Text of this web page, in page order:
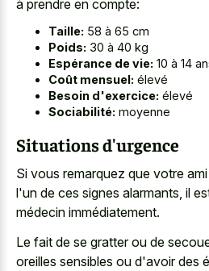
à prendre en compte:
Taille: 58 à 65 cm
Poids: 30 à 40 kg
Espérance de vie: 10 à 14
Coût mensuel: élevé
Besoin d'exercice: élevé
Sociabilité: moyenne
Situations d'urgence
Si vous remarquez que votre
l'un de ces signes alarmants, il
médecin immédiatement.
Le fait de se gratter ou de
oreilles sensibles ou d'avoir des